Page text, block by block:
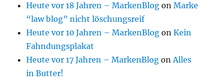
Heute vor 18 Jahren – MarkenBlog onMarke
“law blog” nicht löschungsreif
Heute vor 10 Jahren – MarkenBlog onKein
Fahndungsplakat
Heute vor 17 Jahren – MarkenBlog onAlles
in Butter!